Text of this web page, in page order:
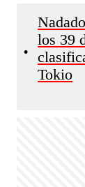
•
los 39
Tokio